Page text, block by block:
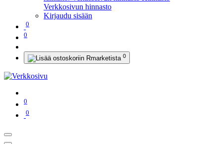
Verkkosivun hinnasto
Kirjaudu sisään
0
0
0
0
0